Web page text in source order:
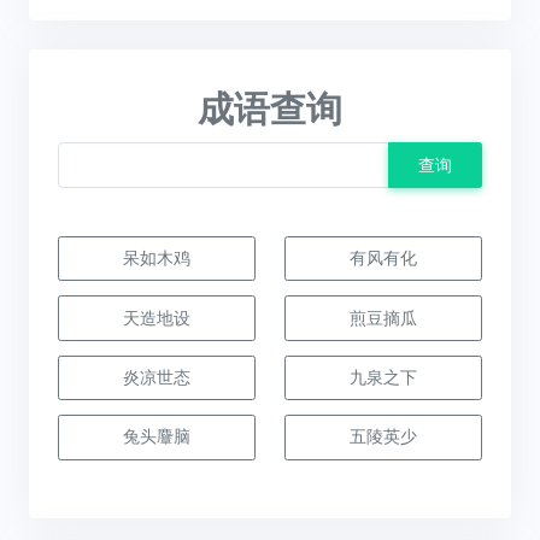
成语查询
查询
呆如木鸡 有风有化
天造地设 煎豆摘瓜
炎凉世态 九泉之下
兔头麞脑 五陵英少